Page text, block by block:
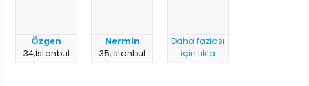
Özgen
34,İstanbul
Nermin
35,İstanbul
Daha fazlası
için tıkla